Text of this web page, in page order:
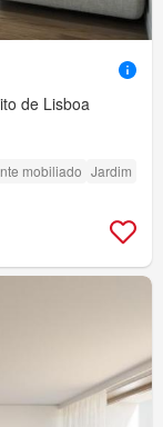
de Lisboa
mobiliado Jardim